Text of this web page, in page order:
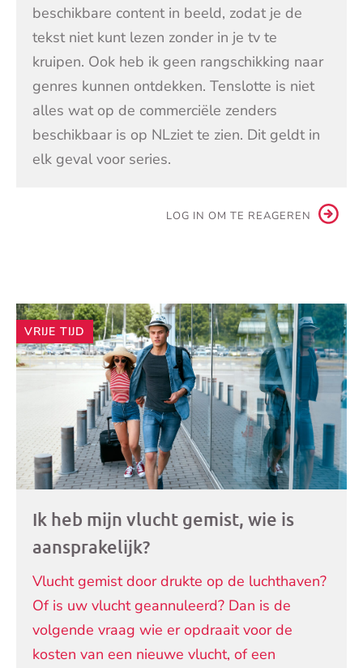
beschikbare content in beeld, zodat je de
tekst niet kunt lezen zonder in je tv te
kruipen. Ook heb ik geen rangschikking naar
genres kunnen ontdekken. Tenslotte is niet
alles wat op de commerciële zenders
beschikbaar is op NLziet te zien. Dit geldt in
elk geval voor series.
LOG IN OM TE REAGEREN
Andere
artikelen
VRIJE TIJD
Ik heb mijn vlucht gemist, wie is
aansprakelijk?
Vlucht gemist door drukte op de luchthaven?
Of is uw vlucht geannuleerd? Dan is de
volgende vraag wie er opdraait voor de
kosten van een nieuwe vlucht, of een